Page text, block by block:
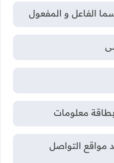
الفاعل و المفعول
بطاقة معلومات
مواقع التواصل